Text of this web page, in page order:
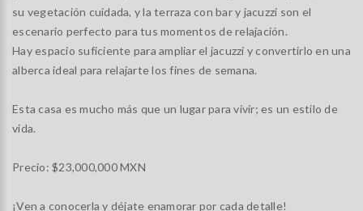
su vegetación cuidada, y la terraza con bar y jacuzzi son el
escenario perfecto para tus momentos de relajación.
Hay espacio suficiente para ampliar el jacuzzi y convertirlo en una
alberca ideal para relajarte los fines de semana.
Esta casa es mucho más que un lugar para vivir; es un estilo de
vida.
Precio: $23,000,000 MXN
¡Ven a conocerla y déjate enamorar por cada detalle!